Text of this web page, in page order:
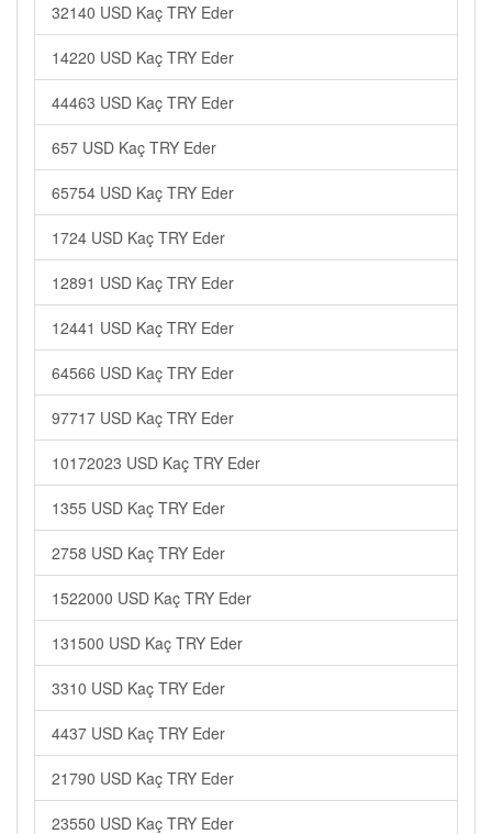
32140 USD Kaç TRY Eder
14220 USD Kaç TRY Eder
44463 USD Kaç TRY Eder
657 USD Kaç TRY Eder
65754 USD Kaç TRY Eder
1724 USD Kaç TRY Eder
12891 USD Kaç TRY Eder
12441 USD Kaç TRY Eder
64566 USD Kaç TRY Eder
97717 USD Kaç TRY Eder
10172023 USD Kaç TRY Eder
1355 USD Kaç TRY Eder
2758 USD Kaç TRY Eder
1522000 USD Kaç TRY Eder
131500 USD Kaç TRY Eder
3310 USD Kaç TRY Eder
4437 USD Kaç TRY Eder
21790 USD Kaç TRY Eder
23550 USD Kaç TRY Eder